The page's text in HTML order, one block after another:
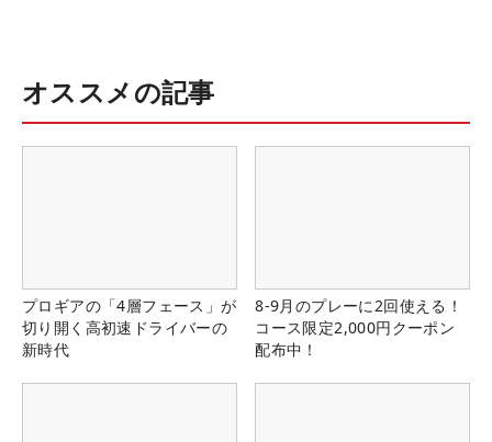
オススメの記事
プロギアの「4層フェース」が
切り開く高初速ドライバーの
新時代
8-9月のプレーに2回使える！
コース限定2,000円クーポン
配布中！